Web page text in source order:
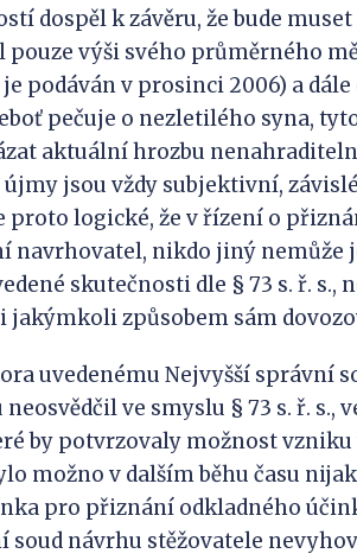
dospěl k závěru, že bude
pouze výši svého průměrného
podáván v prosinci 2006) a
pečuje o nezletilého syna,
aktuální hrozbu
jsou vždy subjektivní,
proto logické, že v řízení o
navrhovatel, nikdo jiný nemůže
skutečnosti dle § 73 s. ř.
jakýmkoli způsobem sám
uvedenému Nejvyšší správní
ve smyslu § 73 s. ř. s.,
by potvrzovaly možnost
možno v dalším běhu času
pro přiznání odkladného
soud návrhu stěžovatele